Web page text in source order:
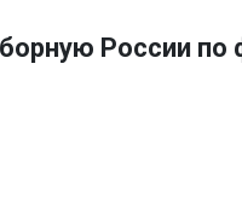
России по